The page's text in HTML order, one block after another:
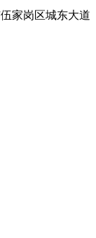
家岗区城东大道